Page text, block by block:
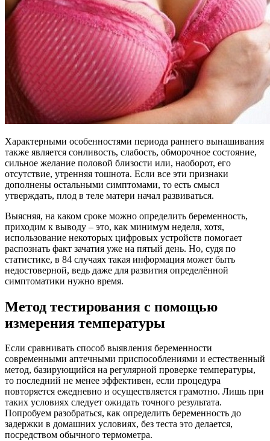
Характерными особенностями периода раннего вынашивания
также является сонливость, слабость, обморочное состояние,
сильное желание половой близости или, наоборот, его
отсутствие, утренняя тошнота. Если все эти признаки
дополнены остальными симптомами, то есть смысл
утверждать, плод в теле матери начал развиваться.
Выясняя, на каком сроке можно определить беременность,
приходим к выводу – это, как минимум неделя, хотя,
использование некоторых цифровых устройств помогает
распознать факт зачатия уже на пятый день. Но, судя по
статистике, в 84 случаях такая информация может быть
недостоверной, ведь даже для развития определённой
симптоматики нужно время.
Метод тестирования с помощью
измерения температуры
Если сравнивать способ выявления беременности
современными аптечными приспособлениями и естественный
метод, базирующийся на регулярной проверке температуры,
то последний не менее эффективен, если процедура
повторяется ежедневно и осуществляется грамотно. Лишь при
таких условиях следует ожидать точного результата.
Попробуем разобраться, как определить беременность до
задержки в домашних условиях, без теста это делается,
посредством обычного термометра.